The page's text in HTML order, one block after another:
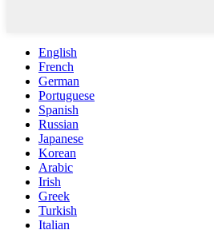
English
French
German
Portuguese
Spanish
Russian
Japanese
Korean
Arabic
Irish
Greek
Turkish
Italian